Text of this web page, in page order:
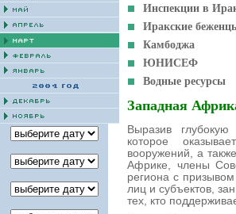
Инспекции в
Иракские
Камбоджа
ЮНИСЕФ
Водные ресурсы
Западная
Выразив
которое
вооружений, а
Африке, члены
региона с
лиц и субъектов,
тех, кто